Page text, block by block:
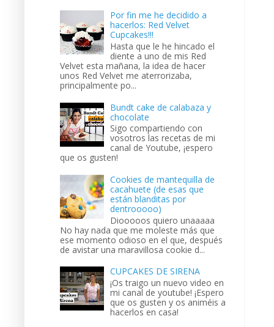
Por fin me he decidido a
hacerlos: Red Velvet
Cupcakes!!!
Hasta que le he hincado el
diente a uno de mis Red
Velvet esta mañana, la idea de hacer
unos Red Velvet me aterrorizaba,
principalmente po...
Bundt cake de calabaza y
chocolate
Sigo compartiendo con
vosotros las recetas de mi
canal de Youtube, ¡espero
que os gusten!
Cookies de mantequilla de
cacahuete (de esas que
están blanditas por
dentrooooo)
Diooooos quiero unaaaaa
No hay nada que me moleste más que
ese momento odioso en el que, después
de avistar una maravillosa cookie d...
CUPCAKES DE SIRENA
¡Os traigo un nuevo video en
mi canal de youtube! ¡Espero
que os gusten y os animéis a
hacerlos en casa!